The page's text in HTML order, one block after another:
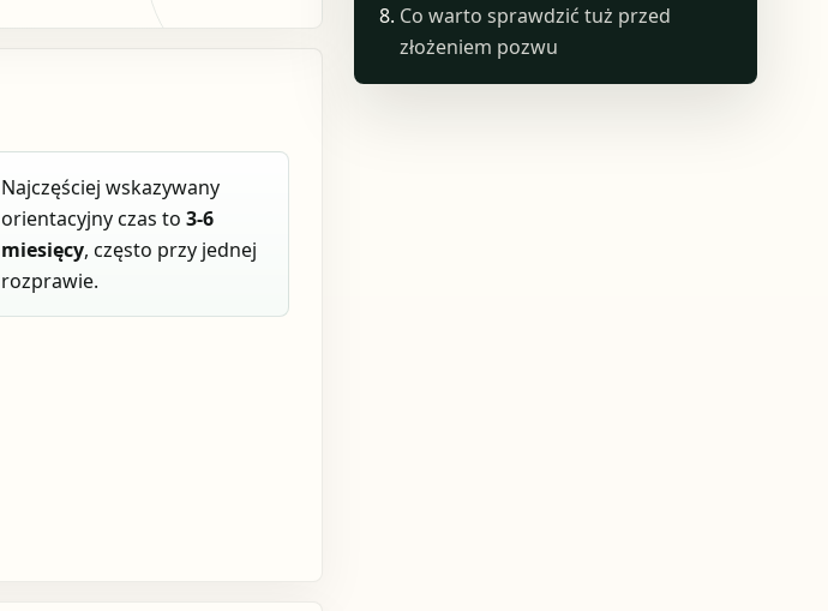
Najczęściej wskazywany
orientacyjny czas to3-6
miesięcy, często przy jednej
rozprawie.
Co warto sprawdzić tuż przed
złożeniem pozwu